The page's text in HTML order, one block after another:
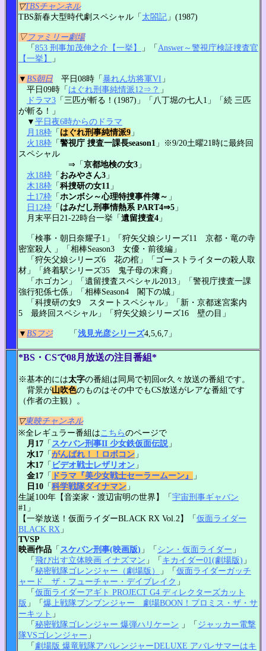
▽TBSチャンネル
TBS新春大型時代劇スペシャル「 太閤記 」(1987)
▽ファミリー劇場
「853 刑事加茂伸之介【一挙】 」「 Answer～警視庁検証捜査官
【一挙】
」
▼ BS朝日 平日08時「暴れん坊将軍VI 」
平日09時「 はぐれ刑事純情派12⇒？ 」
ドラマ3 「三匹が斬る！(1987)」「八丁堀の七人1」「続 三匹
が斬る！」
▼ 平日夜6時からのドラマ
月18枠 「 はぐれ刑事純情派9 」
火18枠 「警視庁 捜査一課長season1 」※9/20土曜21時に最終回
スペシャル
⇒「京都地検の女3 」
水18枠 「 おみやさん3 」
木18枠 「科捜研の女11 」
土17枠 「ホンボシ～心理特捜事件簿～ 」
日12枠 「 はみだし刑事情熱系 PART4⇒5 」
月末平日21-22時台一挙「遺留捜査4 」
「検事・朝日奈耀子1」「狩矢父娘シリーズ11 京都・竜の寺
密室殺人 」「相棒Season3 女優・前後編」
「狩矢父娘シリーズ6 花の棺」「ゴーストライターの殺人取
材」「終着駅シリーズ35 鬼子母の末裔」
「ホゴカン」「遺留捜査スペシャル2013」「警視庁捜査一課
強行犯係七係」「相棒Season4 閣下の城」
「科捜研の女9 スタートスペシャル」「新・京都迷宮案内
5 最終回スペシャル」「狩矢父娘シリーズ16 壁の目」
▼ BSフジ「浅見光彦シリーズ4,5,6,7」
*BS・CSで08月放送の注目番組*
※基本的には太字の番組は同局で初回or久々放送の番組です。
背景が山吹色のものはその中でもCS放送がレアな番組です
（作者の主観）。
▽東映チャンネル
※全レギュラー番組は こちらのページで
月17 「 スケバン刑事II 少女鉄仮面伝説 」
水17 「がんばれ！！ロボコン 」
木17 「 ビデオ戦士レザリオン 」
金17 「 ドラマ『美少女戦士セーラームーン』
」
日10 「科学戦隊ダイナマン 」
生誕100年【音楽家・渡辺宙明の世界】「宇宙刑事ギャバン
#1」
【一挙放送！仮面ライダーBLACK RX Vol.2】「仮面ライダー
BLACK RX 」
TVSP
映画作品 「 スケバン刑事(映画版) 」「 シン・仮面ライダー 」
「飛び出す立体映画 イナズマン 」「 キカイダー01(劇場版) 」
「秘密戦隊ゴレンジャー（劇場版） 」「仮面ライダーガッチ
ャード ザ・フューチャー・デイブレイク 」
「仮面ライダーアギト PROJECT G4 ディレクターズカット
版 」「爆上戦隊ブンブンジャー 劇場BOON！プロミス・ザ・サ
ーキット 」
「秘密戦隊ゴレンジャー 爆弾ハリケーン 」「 ジャッカー電撃
隊VSゴレンジャー 」
「 劇場版 爆竜戦隊アバレンジャーDELUXE アバレサマーはキ